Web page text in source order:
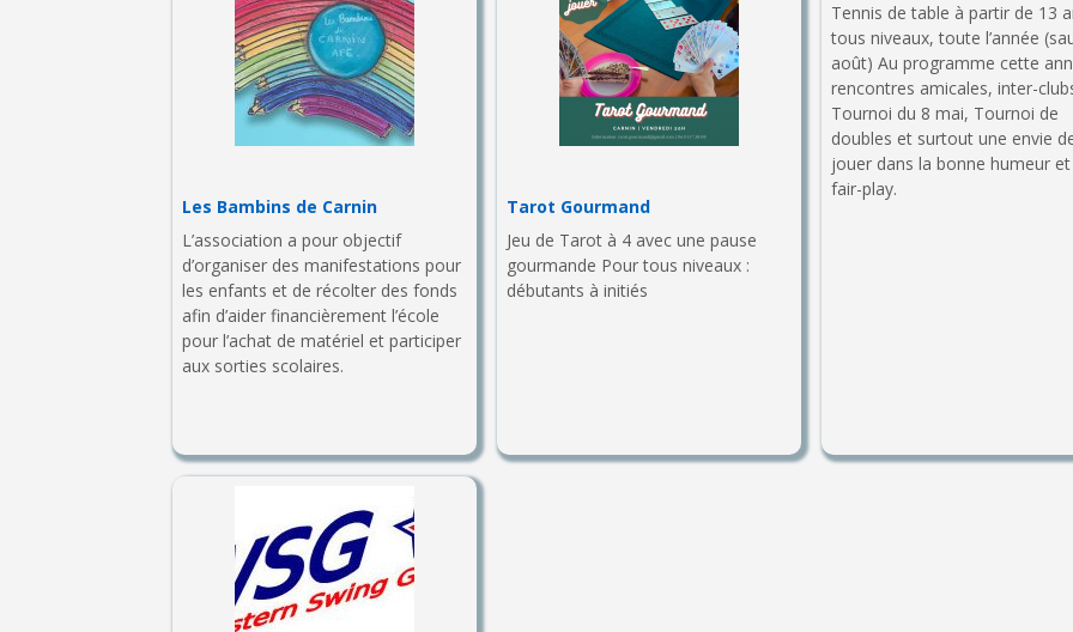
Les Bambins de Carnin
L’association a pour objectif
d’organiser des manifestations pour
les enfants et de récolter des fonds
afin d’aider financièrement l’école
pour l’achat de matériel et participer
aux sorties scolaires.
Tarot Gourmand
Jeu de Tarot à 4 avec une pause
gourmande Pour tous niveaux :
débutants à initiés
Tennis de table à partir de 13
tous niveaux, toute l’année
août) Au programme cette
rencontres amicales, inter-
Tournoi du 8 mai, Tournoi de
doubles et surtout une envie
jouer dans la bonne humeur et
fair-play.